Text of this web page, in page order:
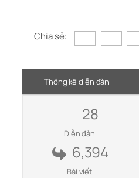
Chia sẻ:
Thống kê diễn đàn
28
Diễn đàn
6,394
Bài viết